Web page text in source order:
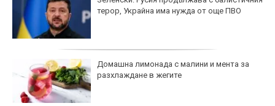
терор, Украйна има нужда от още ПВО
Домашна лимонада с малини и мента за
разхлаждане в жегите